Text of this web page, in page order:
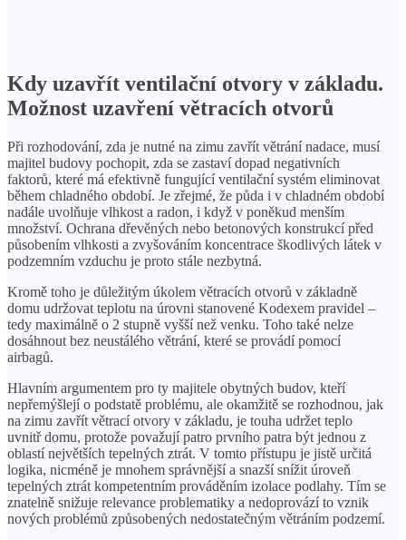
Kdy uzavřít ventilační otvory v základu.
Možnost uzavření větracích otvorů
Při rozhodování, zda je nutné na zimu zavřít větrání nadace, musí
majitel budovy pochopit, zda se zastaví dopad negativních
faktorů, které má efektivně fungující ventilační systém eliminovat
během chladného období. Je zřejmé, že půda i v chladném období
nadále uvolňuje vlhkost a radon, i když v poněkud menším
množství. Ochrana dřevěných nebo betonových konstrukcí před
působením vlhkosti a zvyšováním koncentrace škodlivých látek v
podzemním vzduchu je proto stále nezbytná.
Kromě toho je důležitým úkolem větracích otvorů v základně
domu udržovat teplotu na úrovni stanovené Kodexem pravidel –
tedy maximálně o 2 stupně vyšší než venku. Toho také nelze
dosáhnout bez neustálého větrání, které se provádí pomocí
airbagů.
Hlavním argumentem pro ty majitele obytných budov, kteří
nepřemýšlejí o podstatě problému, ale okamžitě se rozhodnou, jak
na zimu zavřít větrací otvory v základu, je touha udržet teplo
uvnitř domu, protože považují patro prvního patra být jednou z
oblastí největších tepelných ztrát. V tomto přístupu je jistě určitá
logika, nicméně je mnohem správnější a snazší snížit úroveň
tepelných ztrát kompetentním prováděním izolace podlahy. Tím se
znatelně snižuje relevance problematiky a nedoprovází to vznik
nových problémů způsobených nedostatečným větráním podzemí.